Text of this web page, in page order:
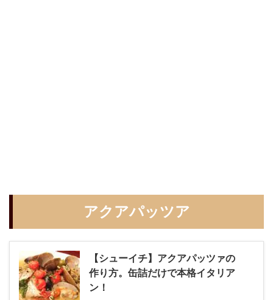
アクアパッツア
【シューイチ】アクアパッツァの
作り方。缶詰だけで本格イタリア
ン！